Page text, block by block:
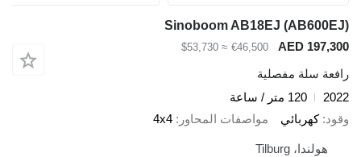
Sinoboom AB18EJ (AB600EJ)
AED 197,300
€46,500
≈ $53,730
رافعة سلة مفصلية
2022
120 متر / ساعة
وقود كهربائي مواصفات المحاور 4x4
هولندا، Tilburg